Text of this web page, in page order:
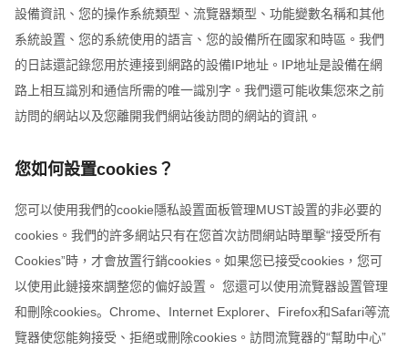
設備資訊、您的操作系統類型、流覽器類型、功能變數名稱和其他
系統設置、您的系統使用的語言、您的設備所在國家和時區。我們
的日誌還記錄您用於連接到網路的設備IP地址。IP地址是設備在網
路上相互識別和通信所需的唯一識別字。我們還可能收集您來之前
訪問的網站以及您離開我們網站後訪問的網站的資訊。
您如何設置cookies？
您可以使用我們的cookie隱私設置面板管理MUST設置的非必要的
cookies。我們的許多網站只有在您首次訪問網站時單擊“接受所有
Cookies”時，才會放置行銷cookies。如果您已接受cookies，您可
以使用此鏈接來調整您的偏好設置。 您還可以使用流覽器設置管理
和刪除cookies。Chrome、Internet Explorer、Firefox和Safari等流
覽器使您能夠接受、拒絕或刪除cookies。訪問流覽器的“幫助中心”